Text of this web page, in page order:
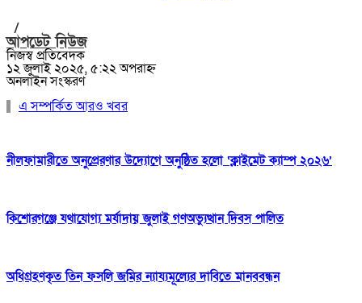
/
আপডেট নিউজ
নিজস্ব প্রতিবেদক
১২ জুলাই ২০২৫, ৫:২২ অপরাহ্ন
অনলাইন সংস্করণ
এ সম্পর্কিত আরও খবর
নীলফামারীতে অনুপ্রেরণার উদ্যোগে অনুষ্ঠিত হলো ‘ক্লাইমেট ক্যাম্প ২০২৬’
কিশোরগঞ্জে যথাযোগ্য মর্যাদায় জুলাই গণঅভ্যুত্থান দিবস পালিত
অধিগ্রহণকৃত তিন ফসলি জমির ন্যায্যমূল্যের দাবিতে মানববন্ধন